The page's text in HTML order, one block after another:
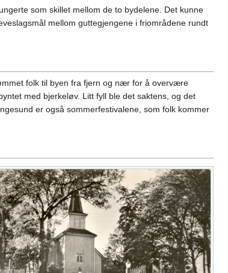
som skillet mellom de to bydelene. Det kunne
mellom guttegjengene i friområdene rundt
folk til byen fra fjern og nær for å overvære
med bjerkeløv. Litt fyll ble det saktens, og det
er også sommerfestivalene, som folk kommer